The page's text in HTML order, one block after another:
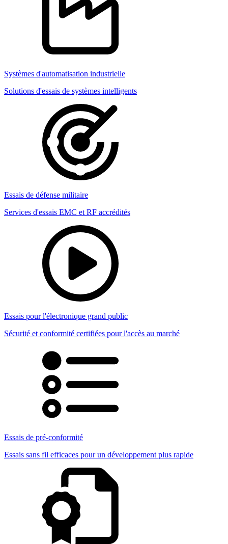
Systèmes d'automatisation industrielle
Solutions d'essais de systèmes intelligents
Essais de défense militaire
Services d'essais EMC et RF accrédités
Essais pour l'électronique grand public
Sécurité et conformité certifiées pour l'accès au marché
Essais de pré-conformité
Essais sans fil efficaces pour un développement plus rapide